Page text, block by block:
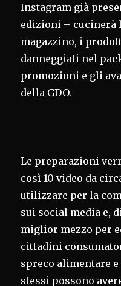
Instagram già
edizioni – cucinerà
magazzino, i
danneggiati nel
promozioni e gli
della GDO.
Le preparazioni
così 10 video da
utilizzare per la
sui social media e,
miglior mezzo per
cittadini
spreco alimentare
stessi possono